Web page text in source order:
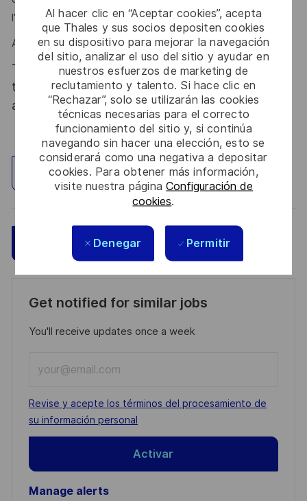
Al hacer clic en “Aceptar cookies”, acepta
que Thales y sus socios depositen cookies
en su dispositivo para mejorar la navegación
del sitio, analizar el uso del sitio y ayudar en
nuestros esfuerzos de marketing de
reclutamiento y talento. Si hace clic en
“Rechazar”, solo se utilizarán las cookies
técnicas necesarias para el correcto
funcionamiento del sitio y, si continúa
navegando sin hacer una elección, esto se
considerará como una negativa a depositar
cookies. Para obtener más información,
visite nuestra páginaConfiguración de
cookies.
Denegar Permitir
l’on vous reconnait ?
Alors ce poste est fait pour vous !
Thales, entreprise Handi-Engagée, reconnait
tous les talents. La diversité est notre meilleur
atout. Postulez et rejoignez nous !
Explorar ubicación
Aplicar ahora Guardar
Get notified for similar jobs
You'll receive updates once a week
Email
address
(Required)
Required
Revise y acepte los términos del procesamiento de
su información personal
Activar
Manage alerts